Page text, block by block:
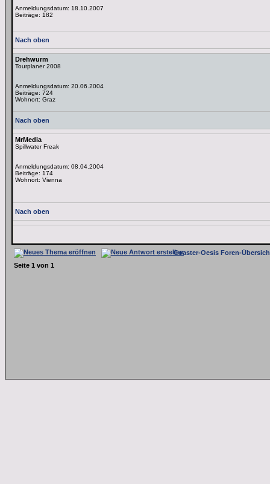
Anmeldungsdatum: 18.10.2007
Beiträge: 182
Nach oben
Drehwurm
Tourplaner 2008
Anmeldungsdatum: 20.06.2004
Beiträge: 724
Wohnort: Graz
Nach oben
MrMedia
Spillwater Freak
Anmeldungsdatum: 08.04.2004
Beiträge: 174
Wohnort: Vienna
Nach oben
Coaster-Oesis Foren-
Seite 1 von 1